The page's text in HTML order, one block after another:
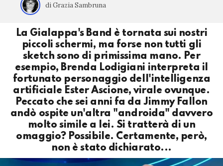
di Grazia Sambruna
La Gialappa's Band è tornata sui nostri
piccoli schermi, ma forse non tutti gli
sketch sono di primissima mano. Per
esempio, Brenda Lodigiani interpreta il
fortunato personaggio dell'intelligenza
artificiale Ester Ascione, virale ovunque.
Peccato che sei anni fa da Jimmy Fallon
andò ospite un'altra "androida" davvero
molto simile a lei. Si tratterà di un
omaggio? Possibile. Certamente, però,
non è stato dichiarato...